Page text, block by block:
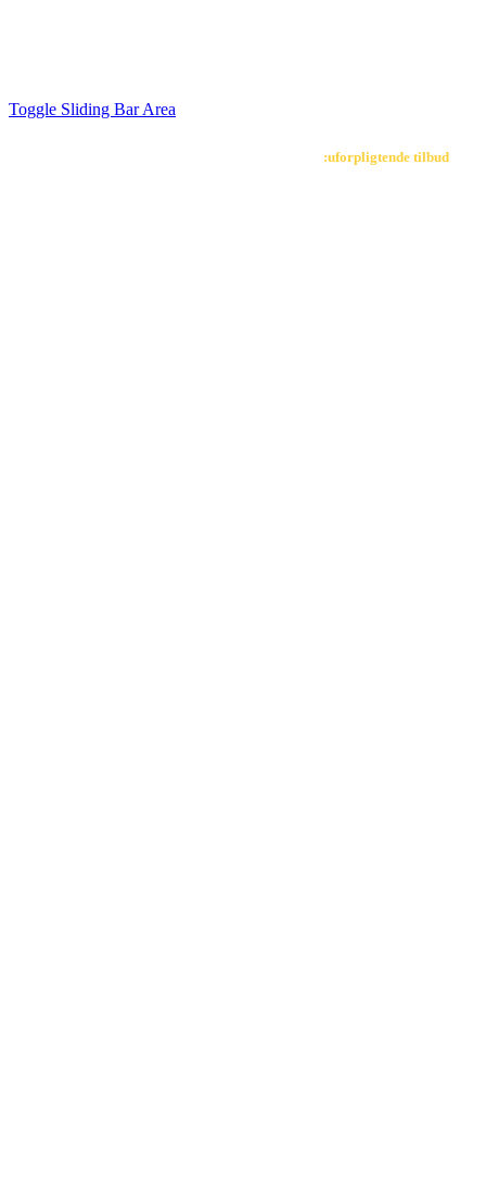
Toggle Sliding Bar Area
:uforpligtende tilbud